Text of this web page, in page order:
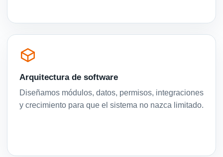
Arquitectura de software
Diseñamos módulos, datos, permisos, integraciones
y crecimiento para que el sistema no nazca limitado.